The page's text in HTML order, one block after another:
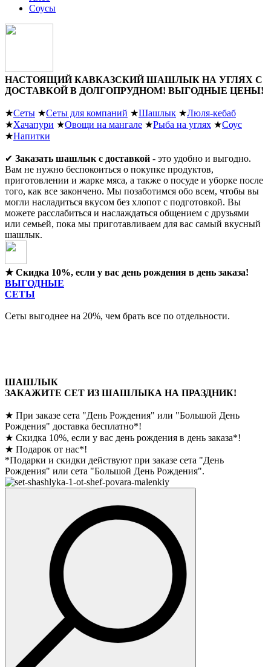
Соусы
НАСТОЯЩИЙ КАВКАЗСКИЙ ШАШЛЫК НА УГЛЯХ С
ДОСТАВКОЙ В ДОЛГОПРУДНОМ! ВЫГОДНЫЕ ЦЕНЫ!
★Сеты ★Сеты для компаний ★Шашлык ★Люля-кебаб
★Хачапури ★Овощи на мангале ★Рыба на углях ★Соус
★Напитки
✔ Заказать шашлык с доставкой - это удобно и выгодно.
Вам не нужно беспокоиться о покупке продуктов,
приготовлении и жарке мяса, а также о посуде и уборке после
того, как все закончено. Мы позаботимся обо всем, чтобы вы
могли насладиться вкусом без хлопот с подготовкой. Вы
можете расслабиться и наслаждаться общением с друзьями
или семьей, пока мы приготавливаем для вас самый вкусный
шашлык.
★ Скидка 10%, если у вас день рождения в день заказа!
ВЫГОДНЫЕ
СЕТЫ
Сеты выгоднее на 20%, чем брать все по отдельности.
ШАШЛЫК
ЗАКАЖИТЕ СЕТ ИЗ ШАШЛЫКА НА ПРАЗДНИК!
★ При заказе сета "День Рождения" или "Большой День
Рождения" доставка бесплатно*!
★ Скидка 10%, если у вас день рождения в день заказа*!
★ Подарок от нас*!
*Подарки и скидки действуют при заказе сета "День
Рождения" или сета "Большой День Рождения".